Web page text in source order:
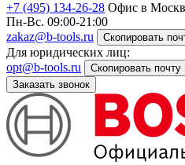
+7 (495) 134-26-28 Офис в
Пн-Вс. 09:00-21:00
zakaz@b-tools.ru
Скопировать
Для юридических лиц:
opt@b-tools.ru
Скопировать почту
Заказать звонок